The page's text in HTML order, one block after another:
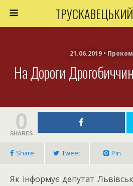
21.06.2019 •
На Дороги
0
SHARES
Share Tweet Pin
Як інформує депутат